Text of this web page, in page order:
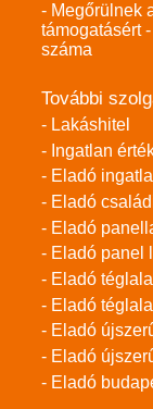
- Megőrülnek
támogatásért
száma
További
- Lakáshitel
- Ingatlan
- Eladó
- Eladó
- Eladó
- Eladó panel
- Eladó
- Eladó
- Eladó
- Eladó
- Eladó